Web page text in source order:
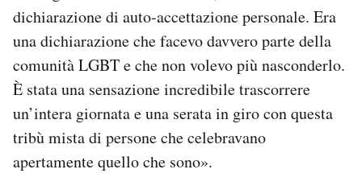
dichiarazione di auto-accettazione personale. Era
una dichiarazione che facevo davvero parte della
comunità LGBT e che non volevo più nasconderlo.
È stata una sensazione incredibile trascorrere
un’intera giornata e una serata in giro con questa
tribù mista di persone che celebravano
apertamente quello che sono».